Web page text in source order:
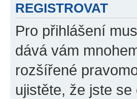
REGISTROVAT
Pro přihlášení
dává vám
rozšířené
ujistěte, že jste